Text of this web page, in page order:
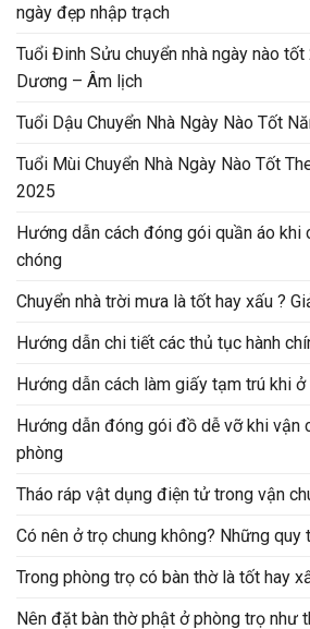
ngày đẹp nhập trạch
Tuổi Đinh Sửu chuyển nhà ngày nào
Dương – Âm lịch
Tuổi Dậu Chuyển Nhà Ngày Nào Tốt
Tuổi Mùi Chuyển Nhà Ngày Nào Tốt
2025
Hướng dẫn cách đóng gói quần áo khi
chóng
Chuyển nhà trời mưa là tốt hay xấu ?
Hướng dẫn chi tiết các thủ tục hành
Hướng dẫn cách làm giấy tạm trú khi ở
Hướng dẫn đóng gói đồ dễ vỡ khi vận
phòng
Tháo ráp vật dụng điện tử trong vận
Có nên ở trọ chung không? Những quy
Trong phòng trọ có bàn thờ là tốt hay
Nên đặt bàn thờ phật ở phòng trọ như